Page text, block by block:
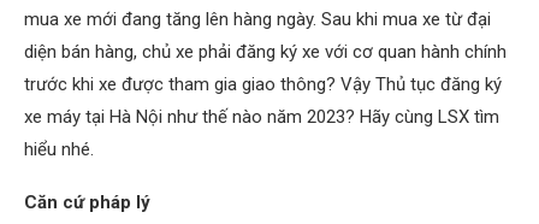
mua xe mới đang tăng lên hàng ngày. Sau khi mua xe từ đại
diện bán hàng, chủ xe phải đăng ký xe với cơ quan hành chính
trước khi xe được tham gia giao thông? Vậy Thủ tục đăng ký
xe máy tại Hà Nội như thế nào năm 2023? Hãy cùng LSX tìm
hiểu nhé.
Căn cứ pháp lý